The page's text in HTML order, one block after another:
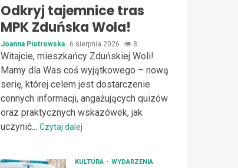
Odkryj tajemnice tras
MPK Zduńska Wola!
Joanna Piotrowska 6 sierpnia 2026 8
Witajcie, mieszkańcy Zduńskiej Woli!
Mamy dla Was coś wyjątkowego – nową
serię, której celem jest dostarczenie
cennych informacji, angażujących quizów
oraz praktycznych wskazówek, jak
uczynić... Czytaj dalej
KULTURA WYDARZENIA